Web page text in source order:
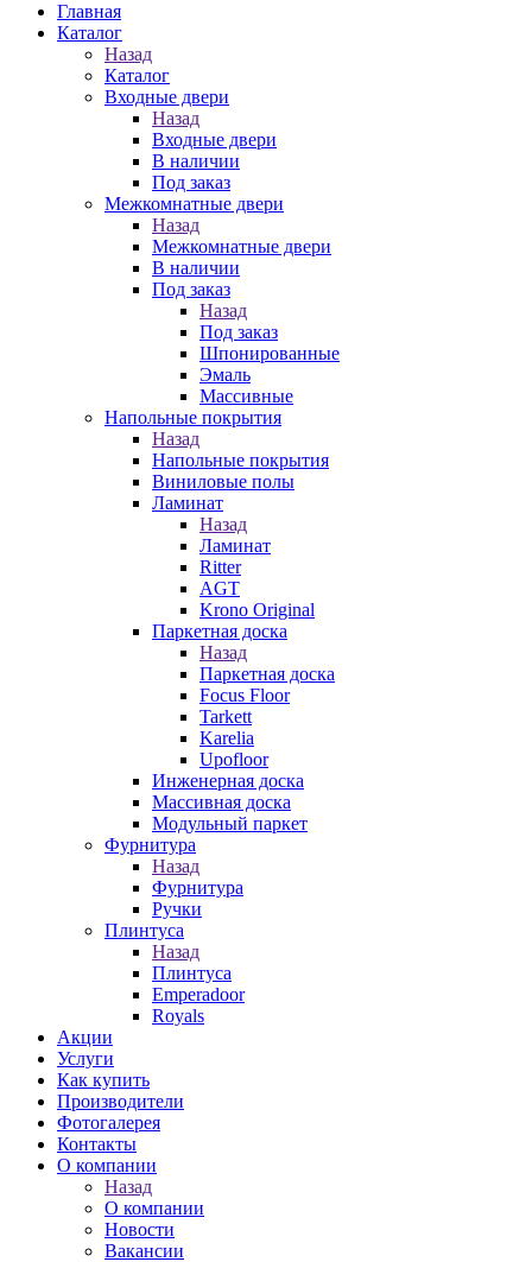
Главная
Каталог
Назад
Каталог
Входные двери
Назад
Входные двери
В наличии
Под заказ
Межкомнатные двери
Назад
Межкомнатные двери
В наличии
Под заказ
Назад
Под заказ
Шпонированные
Эмаль
Массивные
Напольные покрытия
Назад
Напольные покрытия
Виниловые полы
Ламинат
Назад
Ламинат
Ritter
AGT
Krono Original
Паркетная доска
Назад
Паркетная доска
Focus Floor
Tarkett
Karelia
Upofloor
Инженерная доска
Массивная доска
Модульный паркет
Фурнитура
Назад
Фурнитура
Ручки
Плинтуса
Назад
Плинтуса
Emperadoor
Royals
Акции
Услуги
Как купить
Производители
Фотогалерея
Контакты
О компании
Назад
О компании
Новости
Вакансии